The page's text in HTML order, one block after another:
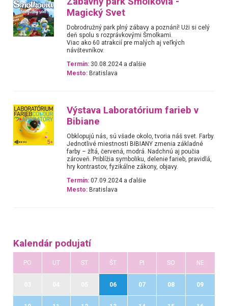
Magický Svet
Dobrodružný park plný zábavy a poznání! Uži si celý
deň spolu s rozprávkovými Šmolkami.
Viac ako 60 atrakcií pre malých aj veľkých
návštevníkov.
Termín: 30.08.2024 a ďalšie
Mesto: Bratislava
Výstava Laboratórium farieb v
Bibiane
Obklopujú nás, sú všade okolo, tvoria náš svet. Farby.
Jednotlivé miestnosti BIBIANY zmenia základné
farby – žltá, červená, modrá. Nadchnú aj poučia
zároveň. Priblížia symboliku, delenie farieb, pravidlá,
hry kontrastov, fyzikálne zákony, objavy.
Termín: 07.09.2024 a ďalšie
Mesto: Bratislava
Kalendár podujatí
PO UT ST ŠT PI SO NE
06 07 08 09